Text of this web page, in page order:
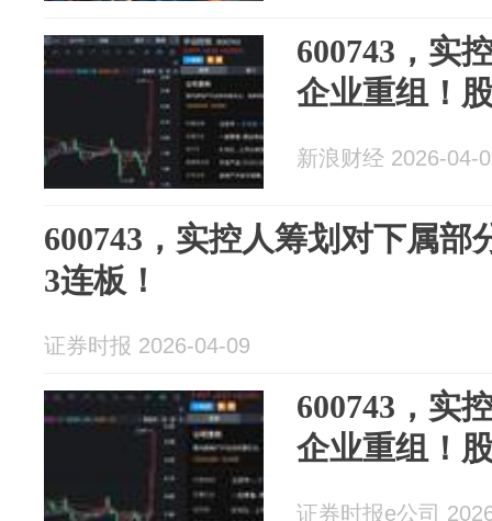
600743，实
企业重组！
新浪财经 2026-04-
600743，实控人筹划对下属部
3连板！
证券时报 2026-04-09
600743，实
企业重组！
证券时报e公司